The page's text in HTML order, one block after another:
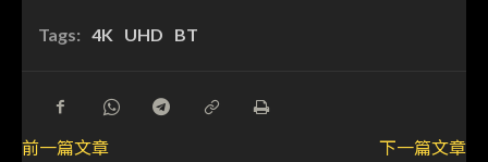
Tags: 4K UHD BT
前一篇文章
下一篇文章